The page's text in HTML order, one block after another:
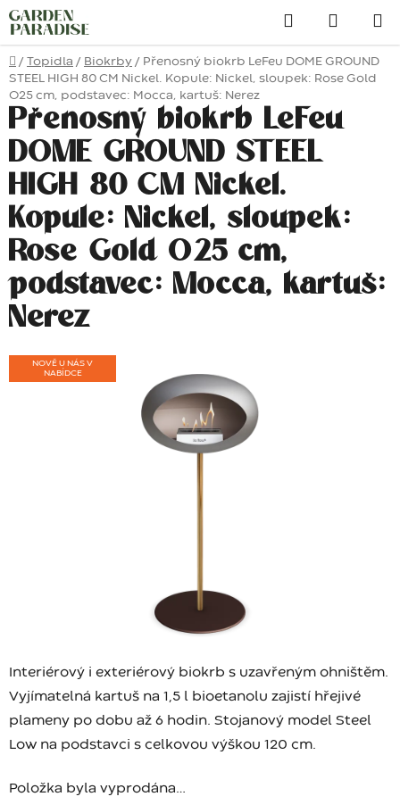
Přejít
na
obsah
Hledat
Domů
/ Topidla / Biokrby / Přenosný biokrb LeFeu DOME GROUND
STEEL HIGH 80 CM Nickel. Kopule: Nickel, sloupek: Rose Gold
O25 cm, podstavec: Mocca, kartuš: Nerez
Interiérový i exteriérový biokrb s uzavřeným ohništěm.
Vyjímatelná kartuš na 1,5 l bioetanolu zajistí hřejivé
plameny po dobu až 6 hodin. Stojanový model Steel
Low na podstavci s celkovou výškou 120 cm.
Položka byla vyprodána…
Přenosný biokrb LeFeu
DOME GROUND STEEL
HIGH 80 CM Nickel.
Kopule: Nickel, sloupek:
Rose Gold O25 cm,
podstavec: Mocca, kartuš:
Nerez
NOVĚ U NÁS V
NABÍDCE